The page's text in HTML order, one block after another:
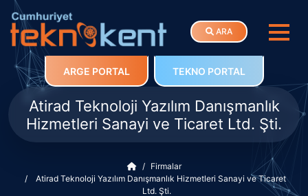
ARA
ARGE PORTAL TEKNO PORTAL
Atirad Teknoloji Yazılım Danışmanlık
Hizmetleri Sanayi ve Ticaret Ltd. Şti.
Firmalar
Atirad Teknoloji Yazılım Danışmanlık Hizmetleri Sanayi ve Ticaret
Ltd. Şti.